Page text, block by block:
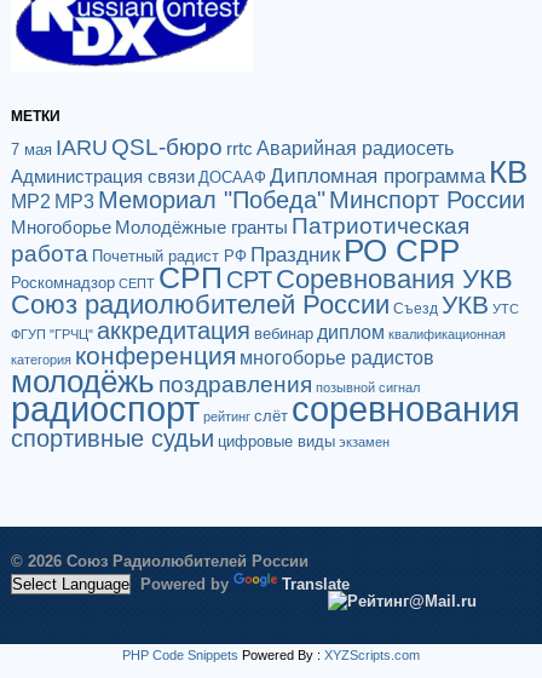
МЕТКИ
7 мая IARU QSL-бюро rrtc Аварийная радиосеть
Администрация связи ДОСААФ Дипломная программа КВ
МР2 МР3 Мемориал "Победа"Минспорт России
Многоборье Молодёжные гранты Патриотическая
работа Почетный радист РФ Праздник РО СРР
Роскомнадзор СЕПТ СРП СРТСоревнования УКВ
Союз радиолюбителей России Съезд УКВ УТС
ФГУП "ГРЧЦ" аккредитация вебинар диплом квалификационная
категория конференция многоборье радистов
молодёжь поздравления позывной сигнал
радиоспорт рейтинг слёт соревнования
спортивные судьи цифровые виды экзамен
© 2026 Союз Радиолюбителей России
Powered by
Translate
PHP Code Snippets Powered By : XYZScripts.com